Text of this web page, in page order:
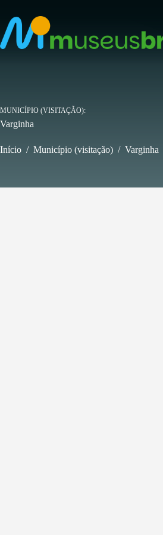
para
conteúdo
MUNICÍPIO (VISITAÇÃO)
Varginha
Início / Município (visitação) / Varginha